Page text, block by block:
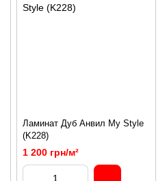
Ламинат Дуб Анвил My Style
(K228)
1 200 грн/м²